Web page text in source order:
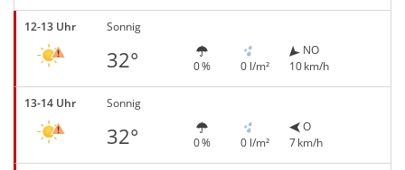
12-13 Uhr Sonnig
32° 0 % 0 l/m²
NO
10 km/h
13-14 Uhr Sonnig
32° 0 % 0 l/m²
O
7 km/h